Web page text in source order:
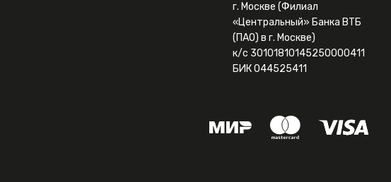
г. Москве (Филиал
«Центральный» Банка ВТБ
(ПАО) в г. Москве)
к/с 30101810145250000411
БИК 044525411